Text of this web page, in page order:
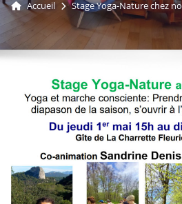
Accueil Stage Yoga-Nature chez